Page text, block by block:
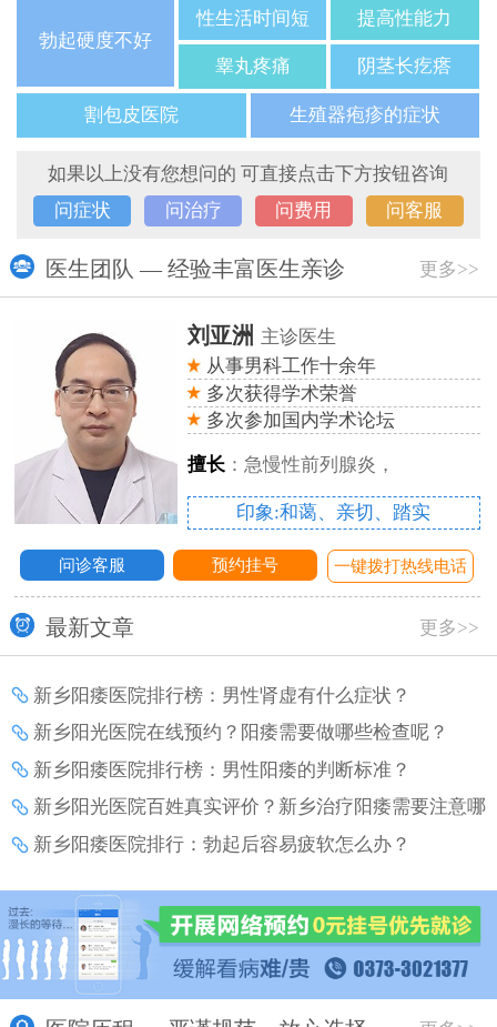
勃起硬度不好
性生活时间短 提高性能力
睾丸疼痛 阴茎长疙瘩
割包皮医院 生殖器疱疹的症状
如果以上没有您想问的 可直接点击下方按钮咨询
问症状
问治疗 问费用 问客服
医生团队 — 经验丰富医生亲诊 更多>>
刘亚洲 主诊医生
从事男科工作十余年
多次获得学术荣誉
多次参加国内学术论坛
擅长：急慢性前列腺炎，
印象:和蔼、亲切、踏实
问诊客服 预约挂号 一键拨打热线电话
最新文章 更多>>
新乡阳痿医院排行榜：男性肾虚有什么症状？
新乡阳光医院在线预约？阳痿需要做哪些检查呢？
新乡阳痿医院排行榜：男性阳痿的判断标准？
新乡阳光医院百姓真实评价？新乡治疗阳痿需要注意哪
些事项？
新乡阳痿医院排行：勃起后容易疲软怎么办？